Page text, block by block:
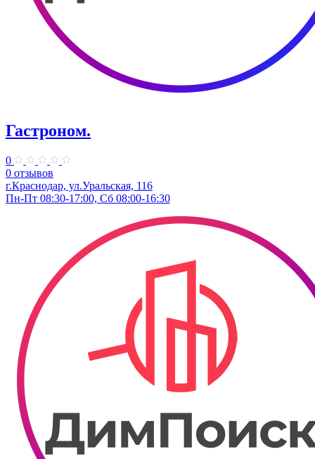
Гастроном.
0
0 отзывов
г.Краснодар, ул.Уральская, 116
Пн-Пт 08:30-17:00, Сб 08:00-16:30